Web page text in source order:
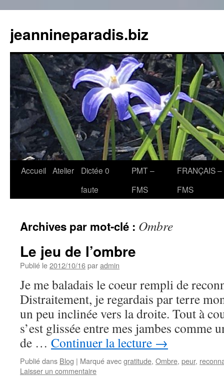
jeannineparadis.biz
Aller
Accueil Atelier
Dictée 0
faute
PMT –
FMS
FRANÇAIS –
FMS
Archives par mot-clé : Ombre
Le jeu de l’ombre
Publié le2012/10/16paradmin
Je me baladais le coeur rempli de
Distraitement, je regardais par terre
un peu inclinée vers la droite. Tout à
s’est glissée entre mes jambes comme
de … Continuer la lecture →
Publié dans Blog | Marqué avecgratitude, Ombre, peur,
Laisser un commentaire